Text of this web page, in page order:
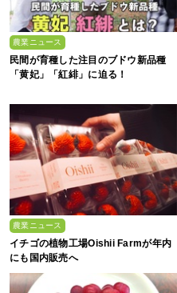
農業ニュース
民間が育種した注目のブドウ新品種
「黄妃」「紅緋」に迫る！
農業ニュース
イチゴの植物工場Oishii Farmが年内
にも国内販売へ